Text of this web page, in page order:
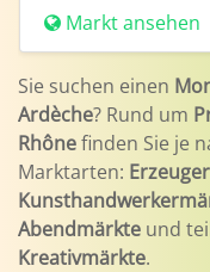
Markt ansehen
Sie suchen einen
Ardèche? Rund um
Rhônefinden Sie je
Marktarten:
Abendmärkte und
Kreativmärkte.